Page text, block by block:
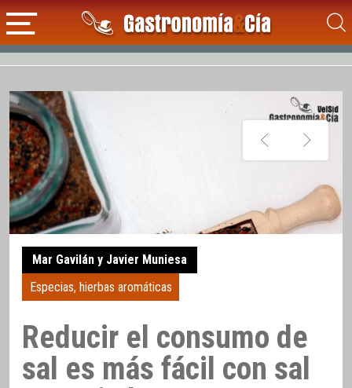
Mar Gavilán y Javier Muniesa
Especias, hierbas aromáticas
Reducir el consumo de
sal es más fácil con sal